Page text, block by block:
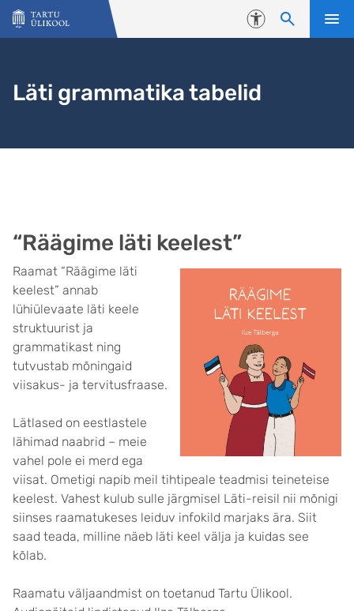
Liigu edasi põhisisu juurde
Juurdepääsetavus
Läti grammatika tabelid
“Räägime läti keelest”
Raamat “Räägime läti
keelest” annab
lühiülevaate läti keele
struktuurist ja
grammatikast ning
tutvustab mõningaid
viisakus- ja tervitusfraase.
Lätlased on eestlastele
lähimad naabrid – meie
vahel pole ei merd ega
viisat. Ometigi napib meil tihtipeale teadmisi teineteise
keelest. Vahest kulub sulle järgmisel Läti-reisil nii mõnigi
siinses raamatukeses leiduv infokild marjaks ära. Siit
saad teada, milline näeb läti keel välja ja kuidas see
kõlab.
Raamatu väljaandmist on toetanud Tartu Ülikool.